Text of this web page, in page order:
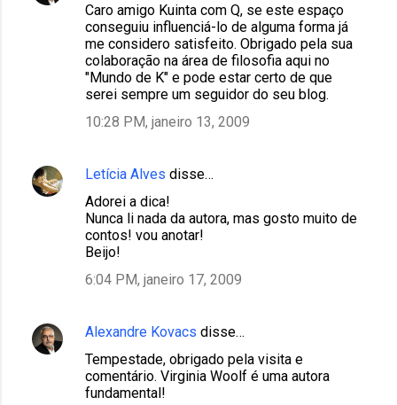
Caro amigo Kuinta com Q, se este espaço
conseguiu influenciá-lo de alguma forma já
me considero satisfeito. Obrigado pela sua
colaboração na área de filosofia aqui no
"Mundo de K" e pode estar certo de que
serei sempre um seguidor do seu blog.
10:28 PM, janeiro 13, 2009
Letícia Alves disse…
Adorei a dica!
Nunca li nada da autora, mas gosto muito de
contos! vou anotar!
Beijo!
6:04 PM, janeiro 17, 2009
Alexandre Kovacs disse…
Tempestade, obrigado pela visita e
comentário. Virginia Woolf é uma autora
fundamental!